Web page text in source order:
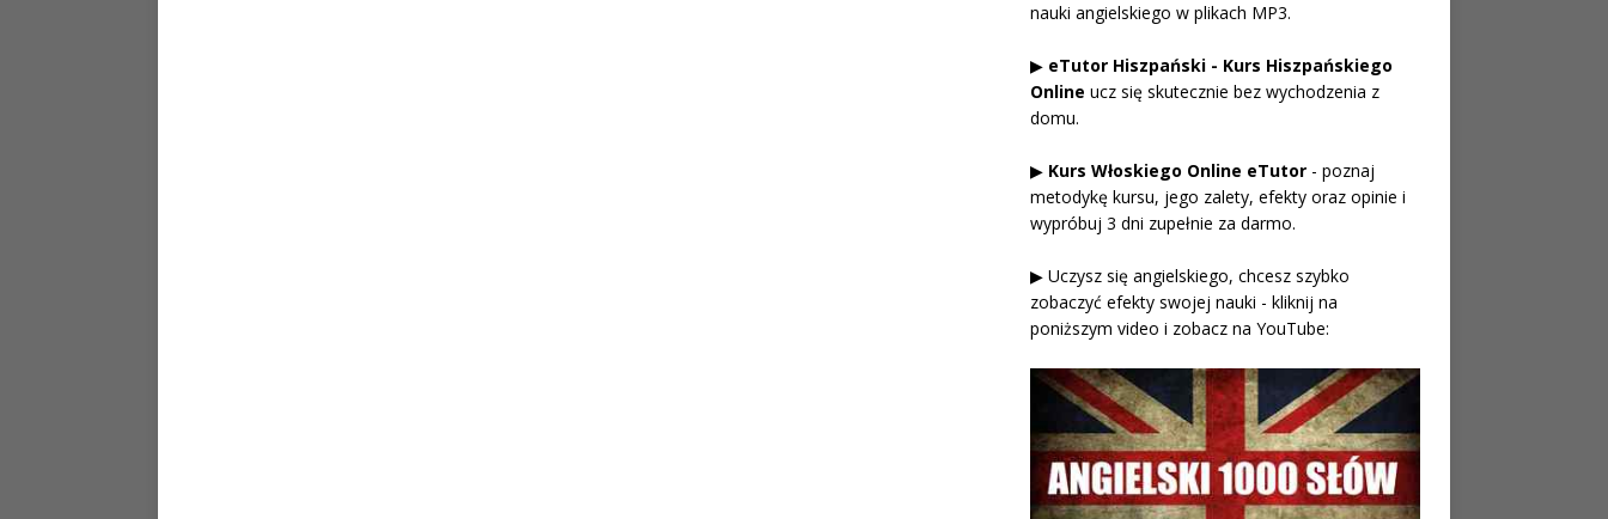
nauki angielskiego w plikach MP3.
▶ eTutor Hiszpański - Kurs Hiszpańskiego
Online ucz się skutecznie bez wychodzenia z
domu.
▶ Kurs Włoskiego Online eTutor- poznaj
metodykę kursu, jego zalety, efekty oraz opinie i
wypróbuj 3 dni zupełnie za darmo.
▶ Uczysz się angielskiego, chcesz szybko
zobaczyć efekty swojej nauki - kliknij na
poniższym video i zobacz na YouTube: